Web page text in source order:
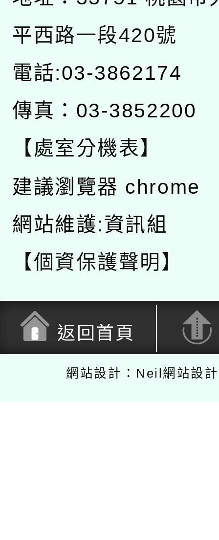
平西路一段420號
電話:03-3862174
傳真：03-3852200
【處室分機表】
建議瀏覽器 chrome
網站維護:資訊組
【個資保護聲明】
返回首頁
網站設計：Neil網站設